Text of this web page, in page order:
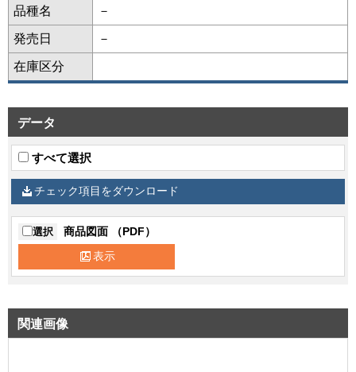
品種名 －
発売日 －
在庫区分
データ
すべて選択
チェック項目をダウンロード
選択 商品図面 （PDF）
表示
関連画像